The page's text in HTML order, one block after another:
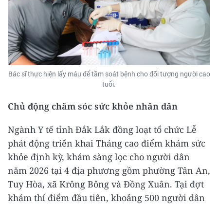
Bác sĩ thực hiện lấy máu để tầm soát bệnh cho đối tượng người cao
tuổi.
Chủ động chăm sóc sức khỏe nhân dân
Ngành Y tế tỉnh Đắk Lắk đồng loạt tổ chức Lễ
phát động triển khai Tháng cao điểm khám sức
khỏe định kỳ, khám sàng lọc cho người dân
năm 2026 tại 4 địa phương gồm phường Tân An,
Tuy Hòa, xã Krông Bông và Đồng Xuân. Tại đợt
khám thí điểm đầu tiên, khoảng 500 người dân